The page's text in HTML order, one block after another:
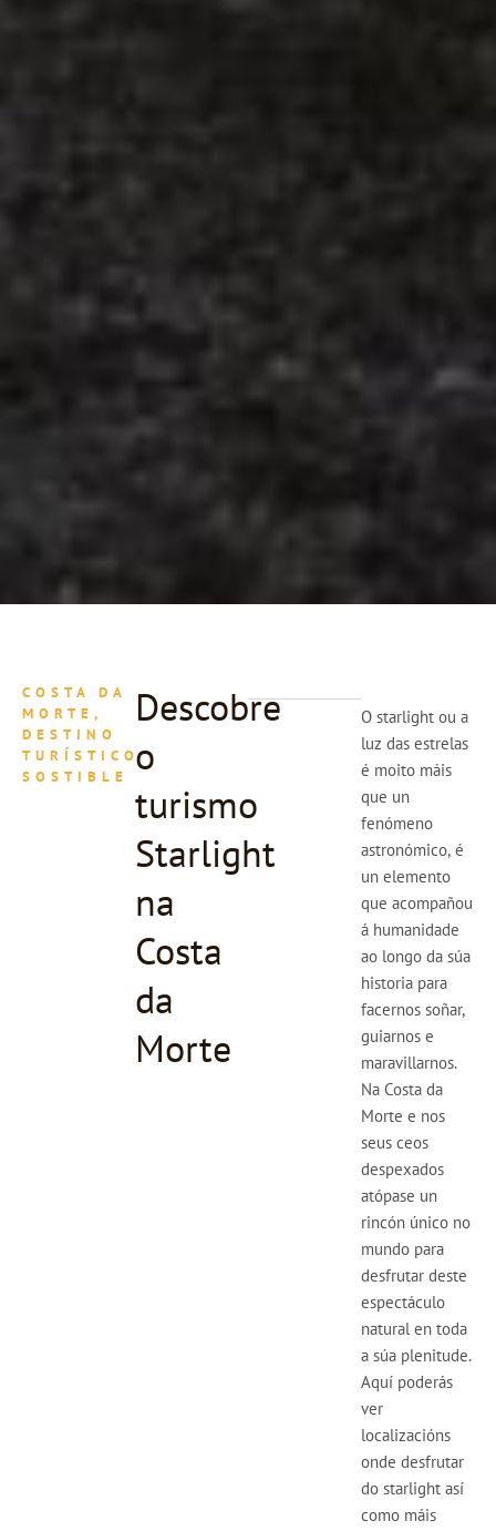
COSTA DA
MORTE,
DESTINO
TURÍSTICO
SOSTIBLE
Descobre
o
turismo
Starlight
na
Costa
da
Morte
O starlight ou a
luz das estrelas
é moito máis
que un
fenómeno
astronómico, é
un elemento
que acompañou
á humanidade
ao longo da súa
historia para
facernos soñar,
guiarnos e
maravillarnos.
Na Costa da
Morte e nos
seus ceos
despexados
atópase un
rincón único no
mundo para
desfrutar deste
espectáculo
natural en toda
a súa plenitude.
Aquí poderás
ver
localizacións
onde desfrutar
do starlight así
como máis